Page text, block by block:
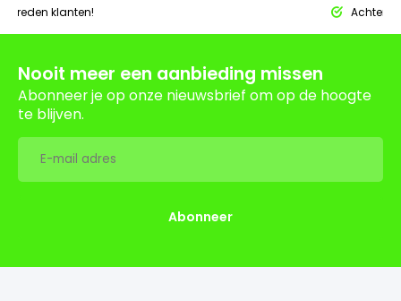
klanten! Achteraf
Nooit meer een aanbieding missen
Abonneer je op onze nieuwsbrief om op de hoogte
te blijven.
Abonneer